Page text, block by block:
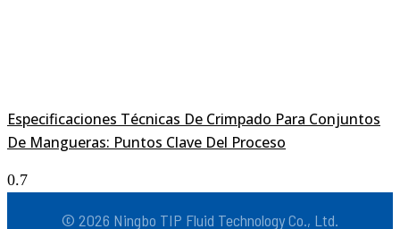
Especificaciones Técnicas De Crimpado Para Conjuntos
De Mangueras: Puntos Clave Del Proceso
© 2026 Ningbo TIP Fluid Technology Co., Ltd.